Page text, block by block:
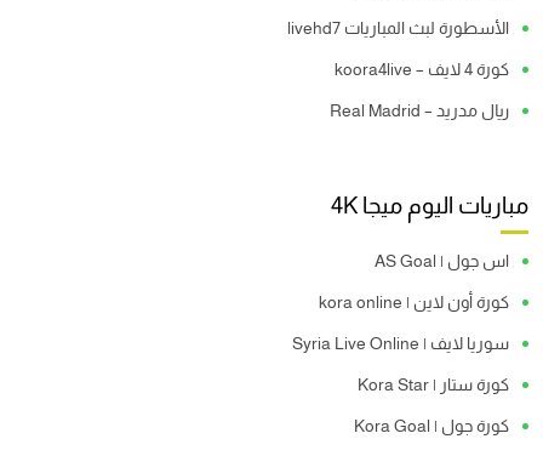
الأسطورة لبث المباريات livehd7
كورة 4 لايف – koora4live
ريال مدريد – Real Madrid
مباريات اليوم ميجا 4K
اس جول | AS Goal
كورة أون لاين | kora online
سوريا لايف | Syria Live Online
كورة ستار | Kora Star
كورة جول | Kora Goal